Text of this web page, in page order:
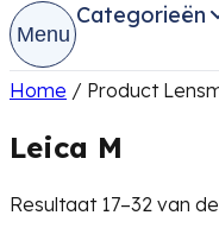
Menu
Categorieën
Home / Product
Leica M
Resultaat 17–32 van